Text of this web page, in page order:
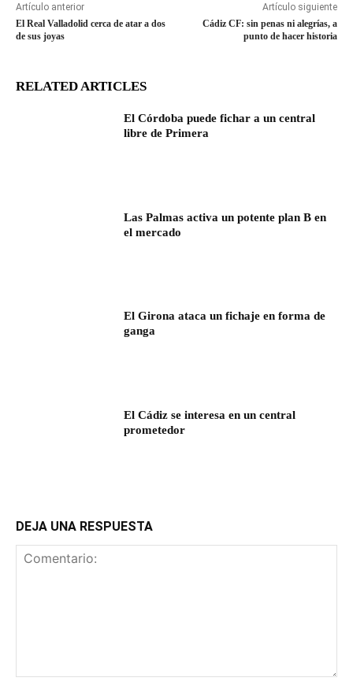
Artículo anterior
El Real Valladolid cerca de atar a dos
de sus joyas
Artículo siguiente
Cádiz CF: sin penas ni alegrías, a
punto de hacer historia
RELATED ARTICLES
El Córdoba puede fichar a un central
libre de Primera
Las Palmas activa un potente plan B en
el mercado
El Girona ataca un fichaje en forma de
ganga
El Cádiz se interesa en un central
prometedor
DEJA UNA RESPUESTA